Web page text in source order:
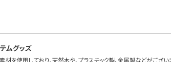
ムグッズ
材を使用しており、天然木や、プラスチック製、金属製などがござ